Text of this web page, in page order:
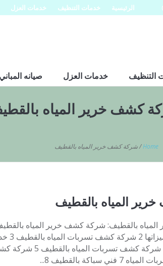
الرئيسية خدمات التنظيف خدمات العزل
التنظيف خدمات العزل صيانه المباني
كشف خرير المياه
Home
/شركة كشف خرير المياه بالقطيف
المياه بالقطيف
سباكة بالقطيف 8...